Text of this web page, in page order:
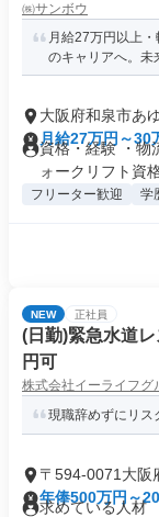
㈱サンボウ
月給27万円以上
のキャリアへ。未
大阪府和泉市あ
月給27万円～30
資格・経験 ・物
ォークリフト資
フリーター歓迎 学
NEW 正社員
(日勤)緊急水道
円可
株式会社イーライフグ
現職辞めずにリス
〒594-0071大阪
年俸500万円～
求めている人材